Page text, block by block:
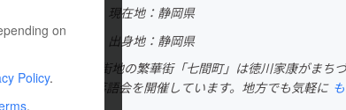
音楽
ジェット
ゲーム・サービス開発
on
Policy.
.
現在地：静岡県
出身国：日本
出身地：静岡県
静岡市中心市街地の繁華街「七間町」は徳川家康がま
し、年3回の落語会を開催しています。地方でも気軽に